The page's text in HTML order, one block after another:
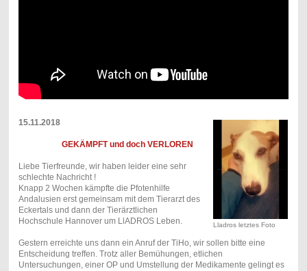
Lladros letztes Foto
15.11.2018
GEKÄMPFT und doch VERLOREN
Liebe Tierfreunde, wir haben leider eine sehr
schlechte Nachricht !
Knapp 2 Wochen kämpfte die Pfotenhilfe
Andalusien erst gemeinsam mit dem Tierarzt des
Eckertals und dann der Tierärztlichen
Hochschule Hannover um LlADROS Leben.
Gestern erreichte uns dann ein Anruf der TiHo, wir sollen bitte eine
Entscheidung treffen. Trotz aller Bemühungen, etlichen
Untersuchungen, einer OP und Umstellung der Medikamente gelingt es